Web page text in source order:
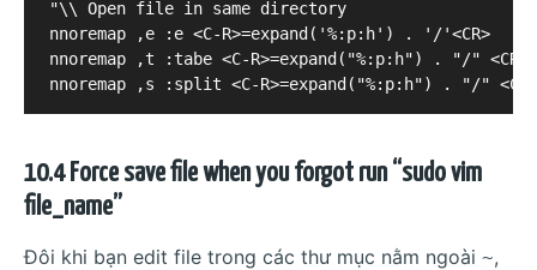
"\\ Open file in same directory
nnoremap ,e :e <C-R>=expand('%:p:h') . '/'<CR>
nnoremap ,t :tabe <C-R>=expand("%:p:h") . "/" <CR>
10.4 Force save file when you forgot run “sudo vim
file_name”
Đôi khi bạn edit file trong các thư mục nằm ngoài ~,